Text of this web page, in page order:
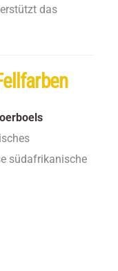
das
südafrikanische